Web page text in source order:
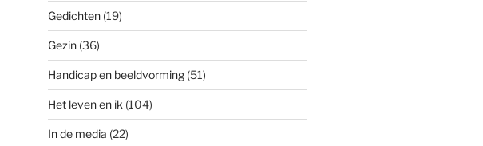
Gedichten(19)
Gezin(36)
Handicap en beeldvorming(51)
Het leven en ik (104)
In de media (22)